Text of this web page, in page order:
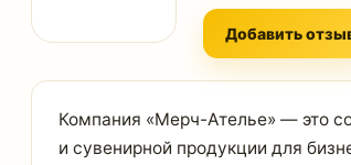
Добавить
Компания «Мерч-Ателье» — это
и сувенирной продукции для